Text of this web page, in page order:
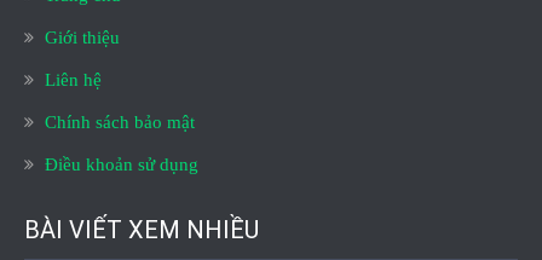
Giới thiệu
Liên hệ
Chính sách bảo mật
Điều khoản sử dụng
BÀI VIẾT XEM NHIỀU